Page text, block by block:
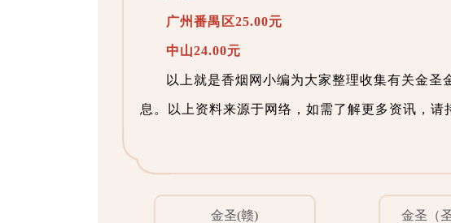
广州番禺区25.00元
中山24.00元
以上就是香烟网小编为大家整理收集有关金
息。以上资料来源于网络，如需了解更多资讯，
金圣(赣) 金圣（